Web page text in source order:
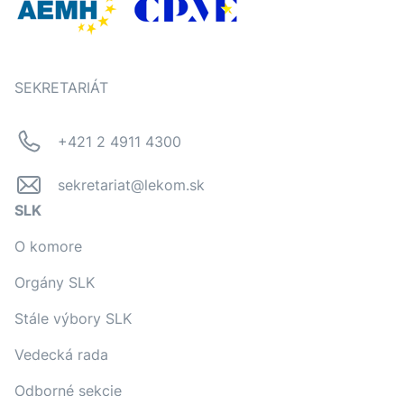
SEKRETARIÁT
+421 2 4911 4300
sekretariat@lekom.sk
SLK
O komore
Orgány SLK
Stále výbory SLK
Vedecká rada
Odborné sekcie